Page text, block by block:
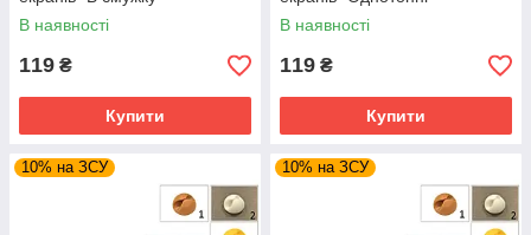
В наявності
119 ₴
Купити
В наявності
119 ₴
Купити
10% на ЗСУ 10% на ЗСУ